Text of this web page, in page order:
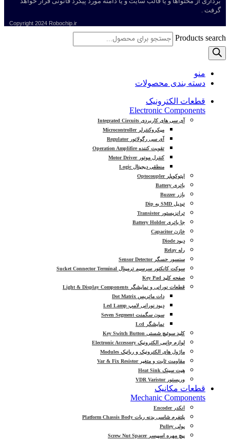
گرفت .
Copyright 2024 Robochip.ir
Products search
منو
دسته بندی محصولات
قطعات الکترونیک
Electronic Components
آی سی های کاربردی Integrated Circuits
میکروکنترلر Microcontroller
آی سی رگولاتور Regulator
تقویت کننده Operation Amplifire
کنترل موتور Motor Driver
منطقی دیجیتال Logic
اپتوکوپلر Optocoupler
باتری Battery
بازر Buzzer
تبدیل SMD به Dip
ترانزیستور Transistor
جا باتری Battery Holder
خازن Capacitor
دیود Diode
رله Relay
سنسور حسگر Sensor Detector
سوکت کانکتور سرسیم ترمینال Sucket Connector Terminal
صفحه کلید Key Pad
قطعات نورانی و نمایشگر Light & Display Components
دات ماتریس Dot Matrix
دیود نورانی لامپ Led Lamp
سون سگمنت Seven Segment
نمایشگر Lcd
کلید سوئیچ شستی Key Switch Button
لوازم جانبی الکترونیک Electronic Accessory
ماژول های الکترونیک و رباتیک Modules
مقاومت ثابت و متغیر Var & Fix Resistor
هیت سینک Heat Sink
وریستور VDR Varistor
قطعات مکانیک
Mechanic Components
انکدر Encoder
پلتفرم شاسی بدنه ربات Platform Chassis Body
پولی Pulley
پیچ مهره اسپیسر Screw Nut Spacer